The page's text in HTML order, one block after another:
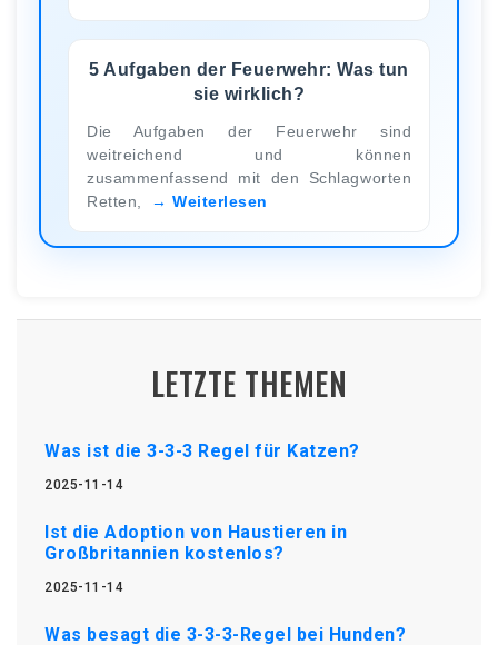
5 Aufgaben der Feuerwehr: Was tun
sie wirklich?
Die Aufgaben der Feuerwehr sind
weitreichend und können
zusammenfassend mit den Schlagworten
Retten,
Weiterlesen
LETZTE THEMEN
Was ist die 3-3-3 Regel für Katzen?
2025-11-14
Ist die Adoption von Haustieren in
Großbritannien kostenlos?
2025-11-14
Was besagt die 3-3-3-Regel bei Hunden?